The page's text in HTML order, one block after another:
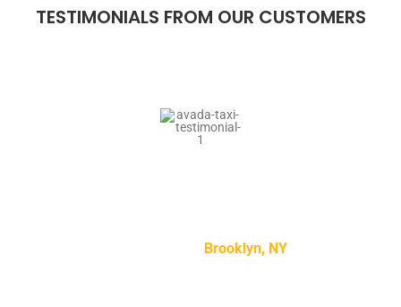
TESTIMONIALS FROM OUR CUSTOMERS
Brooklyn, NY